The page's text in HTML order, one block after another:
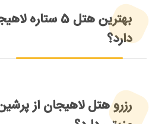
بهترین هتل 5
دارد؟
شود بهترین هتل 5 ستاره لاهیجان است
رزرو هتل لاهیجان از